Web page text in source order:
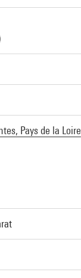
Pays de la Loire